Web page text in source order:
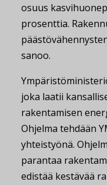
osuus
prosenttia.
sanoo.
joka laatii
rakentamisen
Ohjelma tehdään
yhteistyönä.
parantaa
edistää kestävää